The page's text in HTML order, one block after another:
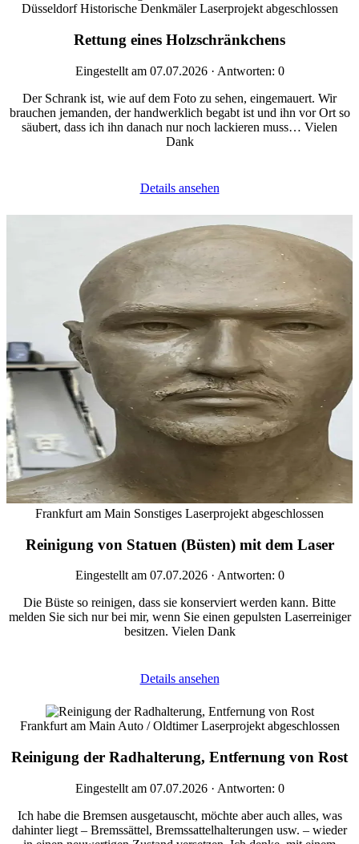
DüsseldorfHistorische DenkmälerLaserprojekt abgeschlossen
Rettung eines Holzschränkchens
Eingestellt am 07.07.2026 · Antworten: 0
Der Schrank ist, wie auf dem Foto zu sehen, eingemauert. Wir
brauchen jemanden, der handwerklich begabt ist und ihn vor Ort so
säubert, dass ich ihn danach nur noch lackieren muss… Vielen
Dank
Details ansehen
Frankfurt am Main Sonstiges Laserprojekt abgeschlossen
Reinigung von Statuen (Büsten) mit dem Laser
Eingestellt am 07.07.2026 · Antworten: 0
Die Büste so reinigen, dass sie konserviert werden kann. Bitte
melden Sie sich nur bei mir, wenn Sie einen gepulsten Laserreiniger
besitzen. Vielen Dank
Details ansehen
Frankfurt am Main Auto / OldtimerLaserprojekt abgeschlossen
Reinigung der Radhalterung, Entfernung von Rost
Eingestellt am 07.07.2026 · Antworten: 0
Ich habe die Bremsen ausgetauscht, möchte aber auch alles, was
dahinter liegt – Bremssättel, Bremssattelhalterungen usw. – wieder